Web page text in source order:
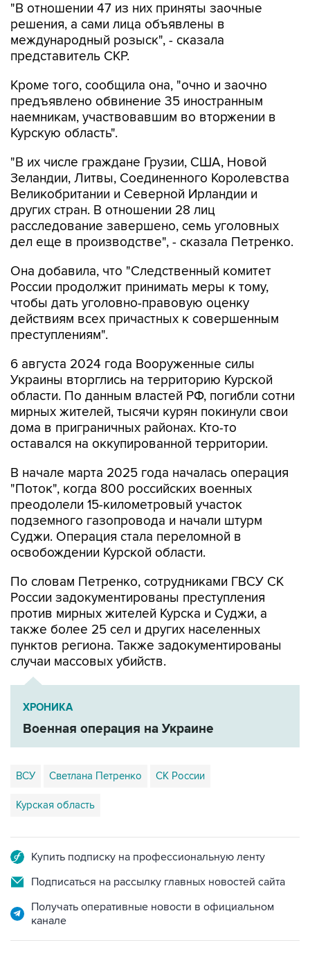
"В отношении 47 из них приняты заочные
решения, а сами лица объявлены в
международный розыск", - сказала
представитель СКР.
Кроме того, сообщила она, "очно и заочно
предъявлено обвинение 35 иностранным
наемникам, участвовавшим во вторжении в
Курскую область".
"В их числе граждане Грузии, США, Новой
Зеландии, Литвы, Соединенного Королевства
Великобритании и Северной Ирландии и
других стран. В отношении 28 лиц
расследование завершено, семь уголовных
дел еще в производстве", - сказала Петренко.
Она добавила, что "Cледственный комитет
России продолжит принимать меры к тому,
чтобы дать уголовно-правовую оценку
действиям всех причастных к совершенным
преступлениям".
6 августа 2024 года Вооруженные силы
Украины вторглись на территорию Курской
области. По данным властей РФ, погибли сотни
мирных жителей, тысячи курян покинули свои
дома в приграничных районах. Кто-то
оставался на оккупированной территории.
В начале марта 2025 года началась операция
"Поток", когда 800 российских военных
преодолели 15-километровый участок
подземного газопровода и начали штурм
Суджи. Операция стала переломной в
освобождении Курской области.
По словам Петренко, сотрудниками ГВСУ СК
России задокументированы преступления
против мирных жителей Курска и Суджи, а
также более 25 сел и других населенных
пунктов региона. Также задокументированы
случаи массовых убийств.
ХРОНИКА
Военная операция на Украине
ВСУ Светлана Петренко СК России
Курская область
Купить подписку на профессиональную ленту
Подписаться на рассылку главных новостей сайта
Получать оперативные новости в официальном
канале